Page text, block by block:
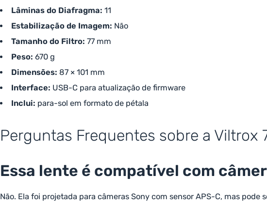
Lâminas do Diafragma: 11
Estabilização de Imagem: Não
Tamanho do Filtro: 77 mm
Peso: 670 g
Dimensões: 87 × 101 mm
Interface: USB-C para atualização de firmware
Inclui: para-sol em formato de pétala
Perguntas Frequentes sobre a Viltrox
Essa lente é compatível com
Não. Ela foi projetada para câmeras Sony com sensor APS-C, mas